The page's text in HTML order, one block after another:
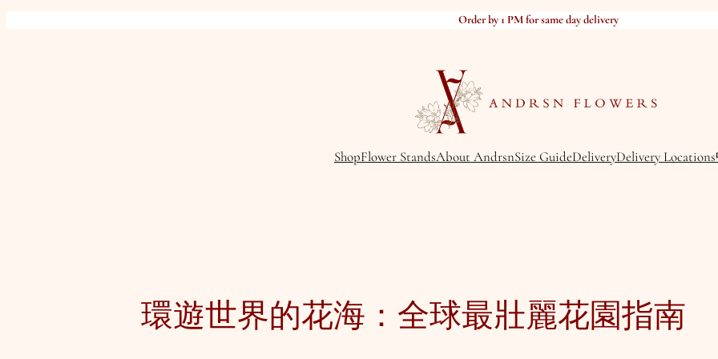
Order by 1 PM for same day delivery
ShopFlower StandsAbout AndrsnSize GuideDeliveryDelivery Locations
環遊世界的花海：全球最壯麗花園指南